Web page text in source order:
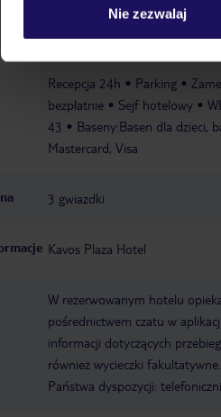
Nie zezwalaj
akwalungiem, grę w tenisa
Recepcja 24h Parking
bezpłatnie
Sejf hotelowy
43
Baseny:Basen dla dzieci,
Mastercard, Visa
3 gwiazdki
Kavos Plaza Hotel
W rezerwowanym hotelu
pośrednictwem czatu w
informacji dotyczących
również wycieczki
Państwa dyspozycji: